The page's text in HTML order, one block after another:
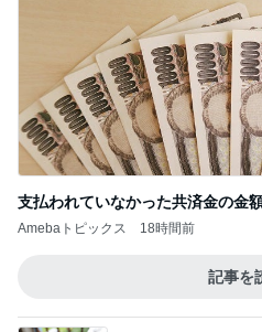
支払われていなかった共済金の金
Amebaトピックス 18時間前
記事を